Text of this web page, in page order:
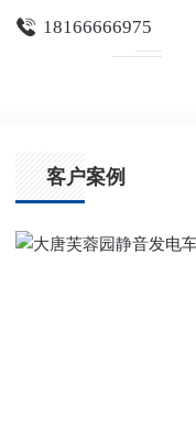
18166666975
客户案例